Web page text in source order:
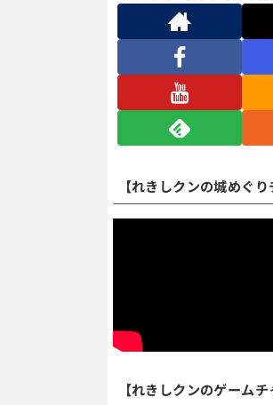
【れきしクンの城めぐり
【れきしクンのゲームチ